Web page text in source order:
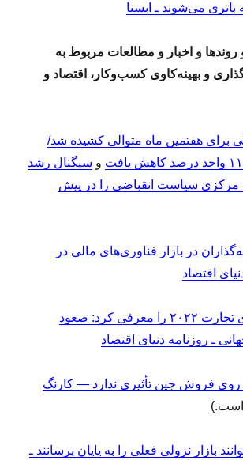
باتری می‌شوند ـ ایسنا
روندها و اخبار و مطالعات مربوط به
و بهینه‌کاوی کسب‌وکار، اقتصاد و
برای هفتمین ماه متوالی کشیده شد/
و سیگنال رشد
مرکزی سیاست انقباضی را در پیش
در بازار فناوری‌های مالی در
اقتصاد
«آنکتاد» تهدیدهای تجارت ۲۰۲۲ را معرفی کرد: صعود
ـ روزنامه دنیای اقتصاد
فروش جین تأثیری ندارد — کارنگ
است.)
بازار نزولی فعلی را به پایان برسانند ـ